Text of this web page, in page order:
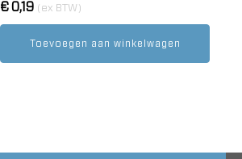
€0,19 (ex BTW)
Toevoegen aan winkelwagen